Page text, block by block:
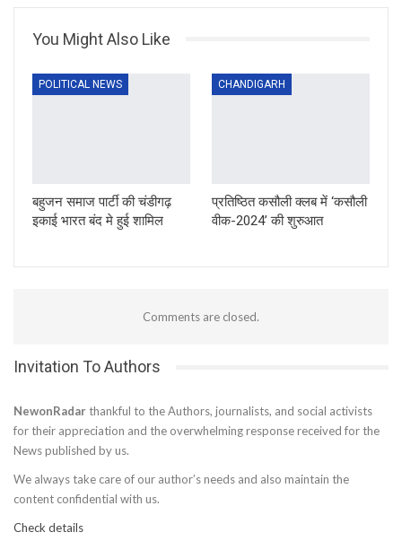
You Might Also Like
POLITICAL NEWS
बहुजन समाज पार्टी की चंडीगढ़
इकाई भारत बंद मे हुई शामिल
CHANDIGARH
प्रतिष्ठित कसौली क्लब में ‘कसौली
वीक-2024’ की शुरुआत
Comments are closed.
Invitation To Authors
NewonRadar thankful to the Authors, journalists, and social activists
for their appreciation and the overwhelming response received for the
News published by us.
We always take care of our author’s needs and also maintain the
content confidential with us.
Check details